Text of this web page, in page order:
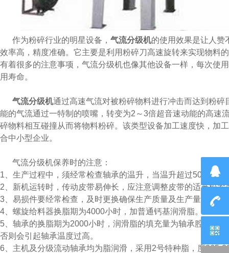
作为粉碎行业的明星设备， 气流分级机的使用效果是让人赞不
效率高，精度准确。它主要是利用粉碎刀高速旋转来实现物料
有着很多的注意事项，气流分级机也像其他设备一样，每次
用寿命。
气流分级机通过高速气流对被粉碎物料进行冲击而达到粉碎目
能的气流通过一特制的喷嘴，转变为2～3倍超音速动能的高速流
碎物料相互碰撞从而将物料粉碎。该类型设备加工速度快，加工量
合中小型企业。
气流分级机保养时的注意：
1、生产过程中，须经常检查轴承的温升，当温升超过50℃时
2、新机运转时，传动皮带易伸长，应注意调整皮带的适当松紧度
3、易损件要经常检查，及时更换确保生产质量及生产量。
4、螺旋给料器换脂期为4000小时，加普通钙基润滑脂。
5、轴承的换脂期为2000小时，润滑脂的填充量为轴承腔
否则会引起轴承温度过高。
6、主机及分级流动轴承均为脂润滑，采用2号特种脂，度265-